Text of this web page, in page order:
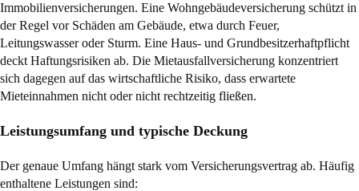
Immobilienversicherungen. Eine Wohngebäudeversicherung schützt in
der Regel vor Schäden am Gebäude, etwa durch Feuer,
Leitungswasser oder Sturm. Eine Haus- und Grundbesitzerhaftpflicht
deckt Haftungsrisiken ab. Die Mietausfallversicherung konzentriert
sich dagegen auf das wirtschaftliche Risiko, dass erwartete
Mieteinnahmen nicht oder nicht rechtzeitig fließen.
Leistungsumfang und typische Deckung
Der genaue Umfang hängt stark vom Versicherungsvertrag ab. Häufig
enthaltene Leistungen sind: